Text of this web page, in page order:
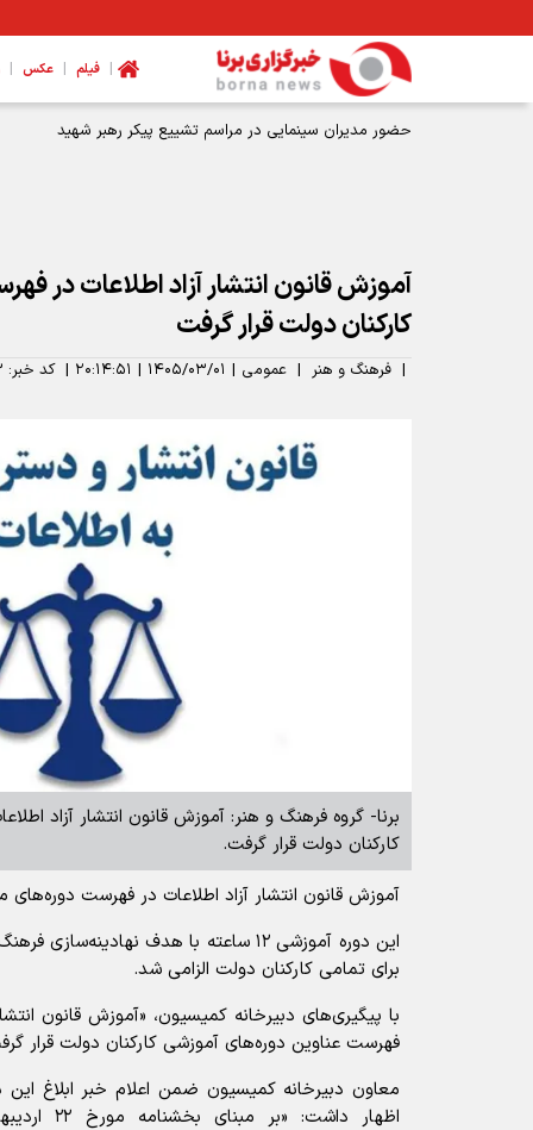
| فیلم | عکس |
حضور مدیران سینمایی در مراسم تشییع پیکر رهبر شهید
آموزش قانون انتشار آزاد اطلاعات در
کارکنان دولت قرار گرفت
| فرهنگ و هنر | عمومی | ۱۴۰۵/۰۳/۰۱ | ۲۰:۱۴:۵۱ | کد خبر:
برنا- گروه فرهنگ و هنر: آموزش قانون انتشار آزاد
کارکنان دولت قرار گرفت.
آموزش قانون انتشار آزاد اطلاعات در فهرست
این دوره آموزشی ۱۲ ساعته با هدف
برای تمامی کارکنان دولت الزامی شد.
با پیگیری‌های دبیرخانه کمیسیون، «آموزش قانون
فهرست عناوین دوره‌های آموزشی کارکنان دولت قرار
معاون دبیرخانه کمیسیون ضمن اعلام خبر ابلاغ این